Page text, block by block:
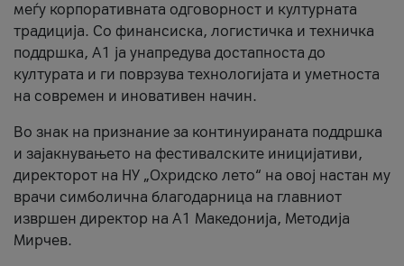
меѓу корпоративната одговорност и културната
традиција. Со финансиска, логистичка и техничка
поддршка, A1 ја унапредува достапноста до
културата и ги поврзува технологијата и уметноста
на современ и иновативен начин.
Во знак на признание за континуираната поддршка
и зајакнувањето на фестивалските иницијативи,
директорот на НУ „Охридско лето“ на овој настан му
врачи симболична благодарница на главниот
извршен директор на A1 Македонија, Методија
Мирчев.